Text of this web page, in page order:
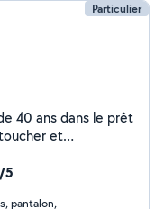
Particulier
et
5
pantalon,